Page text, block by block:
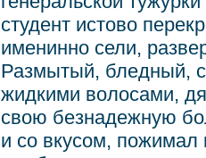
студент истово
именинно сели,
Размытый, бледный,
жидкими волосами,
свою безнадежную
и со вкусом, пожимал